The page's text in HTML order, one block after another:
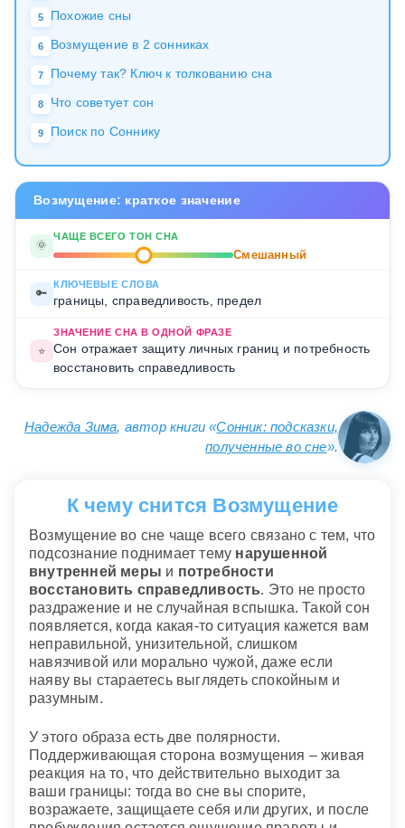
5 Похожие сны
6 Возмущение в 2 сонниках
7 Почему так? Ключ к толкованию сна
8 Что советует сон
9 Поиск по Соннику
Возмущение: краткое значение
🌞
ЧАЩЕ ВСЕГО ТОН СНА
Смешанный
🔑
КЛЮЧЕВЫЕ СЛОВА
границы, справедливость, предел
⭐
ЗНАЧЕНИЕ СНА В ОДНОЙ ФРАЗЕ
Сон отражает защиту личных границ и потребность
восстановить справедливость
Надежда Зима, автор книги «Сонник: подсказки,
полученные во сне».
К чему снится Возмущение
Возмущение во сне чаще всего связано с тем, что
подсознание поднимает тему нарушенной
внутренней меры и потребности
восстановить справедливость. Это не просто
раздражение и не случайная вспышка. Такой сон
появляется, когда какая-то ситуация кажется вам
неправильной, унизительной, слишком
навязчивой или морально чужой, даже если
наяву вы стараетесь выглядеть спокойным и
разумным.
У этого образа есть две полярности.
Поддерживающая сторона возмущения – живая
реакция на то, что действительно выходит за
ваши границы: тогда во сне вы спорите,
возражаете, защищаете себя или других, и после